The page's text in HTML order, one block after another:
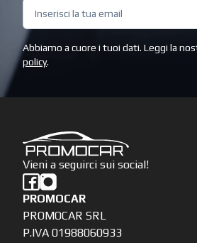
Abbiamo a cuore i tuoi dati. Leggi la
policy.
Vieni a seguirci sui social!
PROMOCAR
PROMOCAR SRL
P.IVA 01988060933